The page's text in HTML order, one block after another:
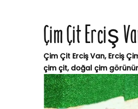
Çim Çit Erciş
Çim Çit Erciş Van, Erciş
çim çit, doğal çim